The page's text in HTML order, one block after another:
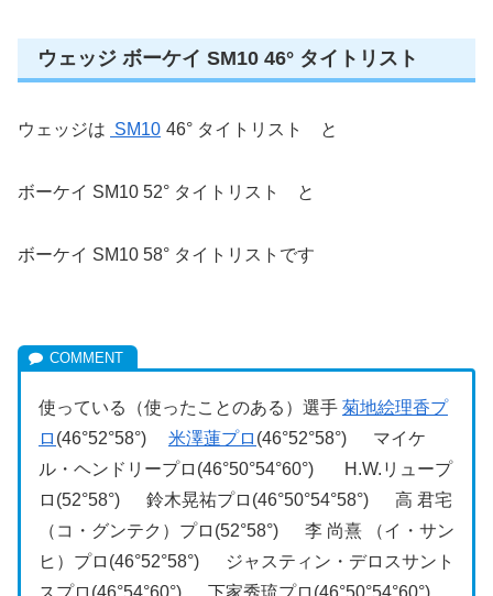
ウェッジ ボーケイ SM10 46° タイトリスト
ウェッジは SM10 46° タイトリスト と
ボーケイ SM10 52° タイトリスト と
ボーケイ SM10 58° タイトリストです
使っている（使ったことのある）選手 菊地絵理香プ
ロ (46°52°58°) 米澤蓮プロ (46°52°58°) マイケ
ル・ヘンドリープロ(46°50°54°60°) H.W.リュープ
ロ(52°58°) 鈴木晃祐プロ(46°50°54°58°) 高 君宅
（コ・グンテク）プロ(52°58°) 李 尚熹 （イ・サン
ヒ）プロ(46°52°58°) ジャスティン・デロスサント
スプロ(46°54°60°) 下家秀琉プロ(46°50°54°60°)